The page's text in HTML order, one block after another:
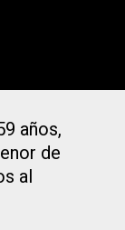
años,
de
al